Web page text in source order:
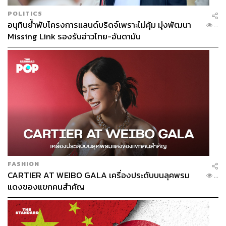
POLITICS
อนุทินย้ำพับโครงการแลนด์บริดจ์เพราะไม่คุ้ม มุ่งพัฒนา
Missing Link รองรับอ่าวไทย-อันดามัน
...
FASHION
CARTIER AT WEIBO GALA เครื่องประดับบนลุคพรม
แดงของแขกคนสำคัญ
...